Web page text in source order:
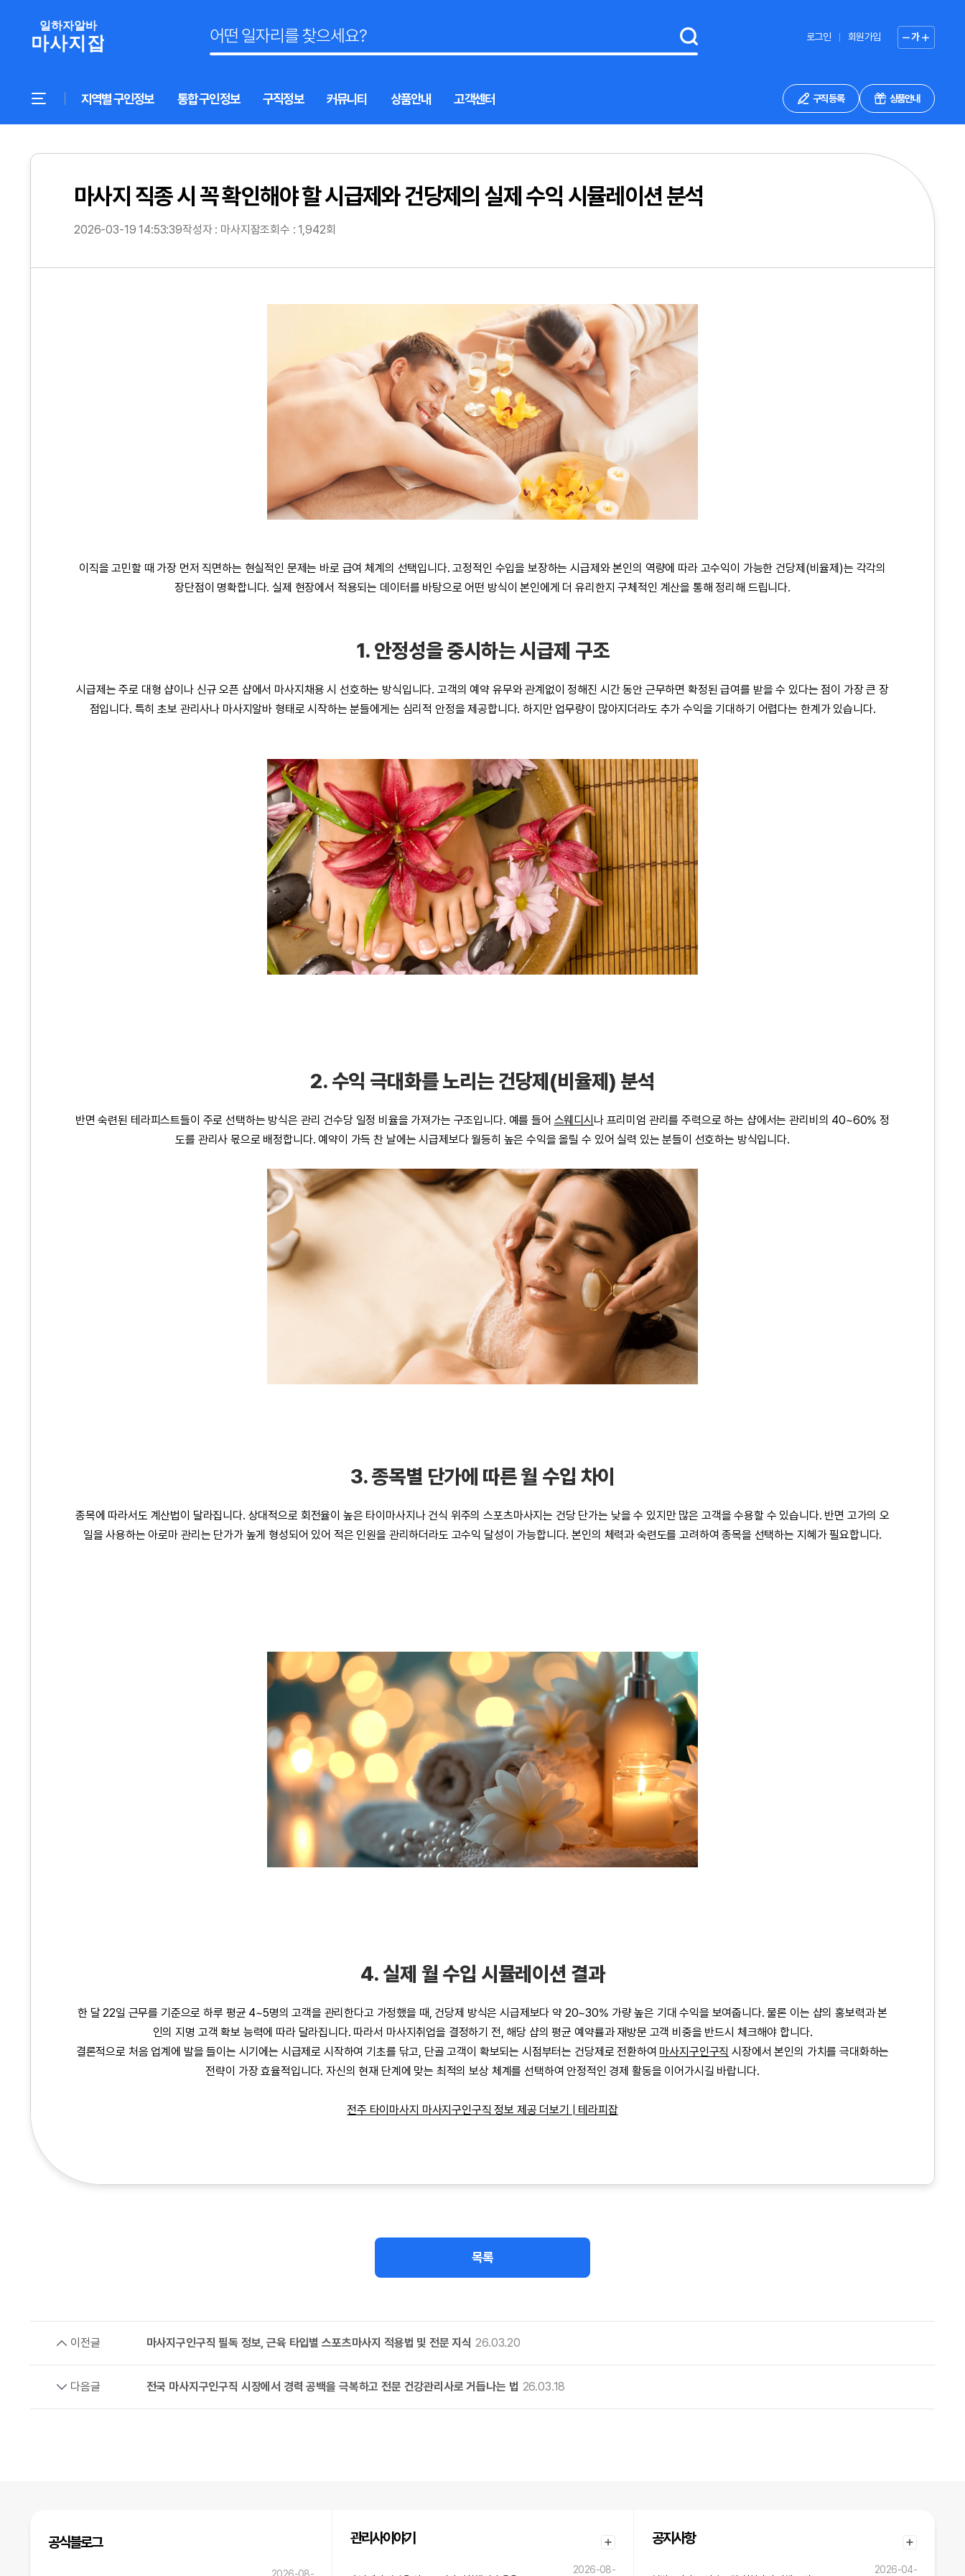
로그인 회원가입 가
지역별 구인정보 통합 구인정보 구직정보 커뮤니티 상품안내 고객센터 구직 등록 상품안내
마사지 직종 시 꼭 확인해야 할 시급제와 건당제의 실제 수익 시뮬레이션 분석
2026-03-19 14:53:39작성자 : 마사지잡조회수 : 1,942회
이직을 고민할 때 가장 먼저 직면하는 현실적인 문제는 바로 급여 체계의 선택입니다. 고정적인 수입을 보장하는 시급제와 본인의 역량에 따라 고수익이 가능한 건당제(비율제)는 각각의
장단점이 명확합니다. 실제 현장에서 적용되는 데이터를 바탕으로 어떤 방식이 본인에게 더 유리한지 구체적인 계산을 통해 정리해 드립니다.
1. 안정성을 중시하는 시급제 구조
시급제는 주로 대형 샵이나 신규 오픈 샵에서 마사지채용 시 선호하는 방식입니다. 고객의 예약 유무와 관계없이 정해진 시간 동안 근무하면 확정된 급여를 받을 수 있다는 점이 가장 큰 장
점입니다. 특히 초보 관리사나 마사지알바 형태로 시작하는 분들에게는 심리적 안정을 제공합니다. 하지만 업무량이 많아지더라도 추가 수익을 기대하기 어렵다는 한계가 있습니다.
2. 수익 극대화를 노리는 건당제(비율제) 분석
반면 숙련된 테라피스트들이 주로 선택하는 방식은 관리 건수당 일정 비율을 가져가는 구조입니다. 예를 들어 스웨디시 나 프리미엄 관리를 주력으로 하는 샵에서는 관리비의 40~60% 정
도를 관리사 몫으로 배정합니다. 예약이 가득 찬 날에는 시급제보다 월등히 높은 수익을 올릴 수 있어 실력 있는 분들이 선호하는 방식입니다.
3. 종목별 단가에 따른 월 수입 차이
종목에 따라서도 계산법이 달라집니다. 상대적으로 회전율이 높은 타이마사지나 건식 위주의스포츠마사지는 건당 단가는 낮을 수 있지만 많은 고객을 수용할 수 있습니다. 반면 고가의 오
일을 사용하는아로마 관리는 단가가 높게 형성되어 있어 적은 인원을 관리하더라도 고수익 달성이 가능합니다. 본인의 체력과 숙련도를 고려하여 종목을 선택하는 지혜가 필요합니다.
4. 실제 월 수입 시뮬레이션 결과
한 달 22일 근무를 기준으로 하루 평균 4~5명의 고객을 관리한다고 가정했을 때, 건당제 방식은 시급제보다 약 20~30% 가량 높은 기대 수익을 보여줍니다. 물론 이는 샵의 홍보력과 본
인의 지명 고객 확보 능력에 따라 달라집니다. 따라서 마사지취업을 결정하기 전, 해당 샵의 평균 예약률과 재방문 고객 비중을 반드시 체크해야 합니다.
결론적으로 처음 업계에 발을 들이는 시기에는 시급제로 시작하여 기초를 닦고, 단골 고객이 확보되는 시점부터는 건당제로 전환하여 마사지구인구직 시장에서 본인의 가치를 극대화하는
전략이 가장 효율적입니다. 자신의 현재 단계에 맞는 최적의 보상 체계를 선택하여 안정적인 경제 활동을 이어가시길 바랍니다.
전주 타이마사지 마사지구인구직 정보 제공 더보기 | 테라피잡
목록
이전글 마사지구인구직 필독 정보, 근육 타입별 스포츠마사지 적용법 및 전문 지식 26.03.20
다음글 전국 마사지구인구직 시장에서 경력 공백을 극복하고 전문 건강관리사로 거듭나는 법 26.03.18
공식블로그
2026-08-
관리사이야기
2026-08-
공지사항
2026-04-